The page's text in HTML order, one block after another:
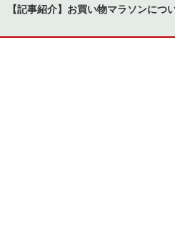
【記事紹介】お買い物マラソンにつ